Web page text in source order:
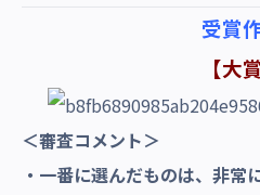
受賞
【大
＜審査コメント＞
・一番に選んだものは、非常